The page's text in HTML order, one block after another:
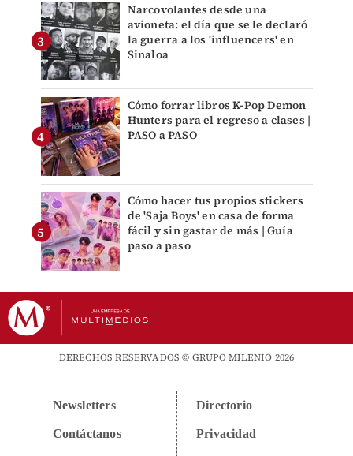
Narcovolantes desde una
avioneta: el día que se le declaró
la guerra a los 'influencers' en
Sinaloa
Cómo forrar libros K-Pop Demon
Hunters para el regreso a clases |
PASO a PASO
Cómo hacer tus propios stickers
de 'Saja Boys' en casa de forma
fácil y sin gastar de más | Guía
paso a paso
DERECHOS RESERVADOS © GRUPO MILENIO 2026
Newsletters
Contáctanos
Directorio
Privacidad